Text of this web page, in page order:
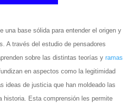
una base sólida para entender el origen y
A través del estudio de pensadores
sobre las distintas teorías y ramas
en aspectos como la legitimidad
ideas de justicia que han moldeado las
historia. Esta comprensión les permite